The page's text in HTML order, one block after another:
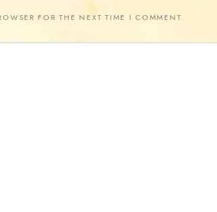
FOR THE NEXT TIME I COMMENT.